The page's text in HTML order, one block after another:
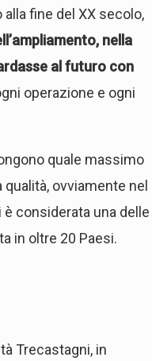
fine del XX secolo,
nella
al futuro con
operazione e ogni
quale massimo
ovviamente nel
considerata una delle
in oltre 20 Paesi.
Trecastagni, in